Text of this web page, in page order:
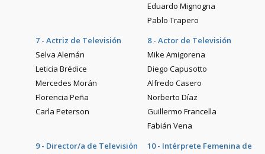
Eduardo Mignogna
Pablo Trapero
7 - Actriz de Televisión
Selva Alemán
Leticia Brédice
Mercedes Morán
Florencia Peña
Carla Peterson
8 - Actor de Televisión
Mike Amigorena
Diego Capusotto
Alfredo Casero
Norberto Díaz
Guillermo Francella
Fabián Vena
9 - Director/a de Televisión
10 - Intérprete Femenina de